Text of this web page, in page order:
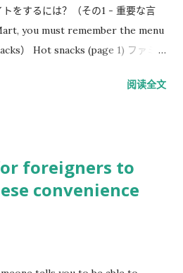
をするには？（その1 - 重要な言
you must remember the menu
） Hot snacks (page 1) ファミ
） アメリカンドッグ クリスピーハ
temperature food 焼鳥ももタレ
お） 焼鳥かわタレ 焼鳥かわ塩 焼
焼チキンステーキ（てりやき） フ
） Coffee&Soup (Page
阅读全文
foreigners to
convenience